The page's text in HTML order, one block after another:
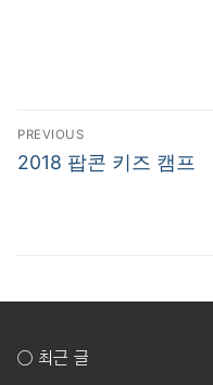
글
탐
PREVIOUS
Previous
2018 팝콘 키즈 캠프
○ 최근 글